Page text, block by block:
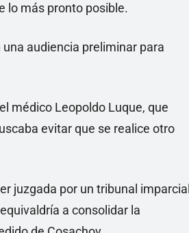
lo más pronto posible.
audiencia preliminar para
médico Leopoldo Luque, que
evitar que se realice otro
juzgada por un tribunal
a consolidar la